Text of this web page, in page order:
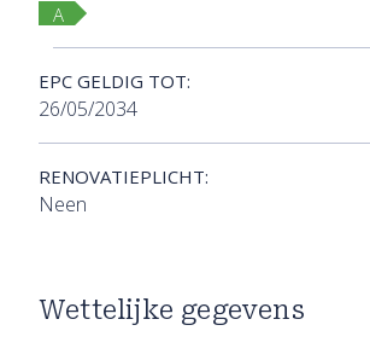
A
EPC GELDIG TOT:
26/05/2034
RENOVATIEPLICHT:
Neen
Wettelijke gegevens